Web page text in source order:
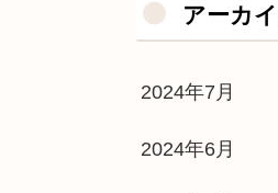
アーカ
2024年7月
2024年6月